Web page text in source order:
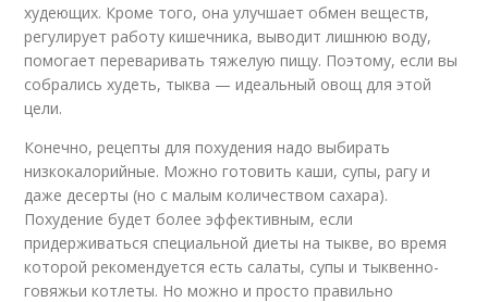
худеющих. Кроме того, она улучшает обмен веществ,
регулирует работу кишечника, выводит лишнюю воду,
помогает переваривать тяжелую пищу. Поэтому, если вы
собрались худеть, тыква — идеальный овощ для этой
цели.
Конечно, рецепты для похудения надо выбирать
низкокалорийные. Можно готовить каши, супы, рагу и
даже десерты (но с малым количеством сахара).
Похудение будет более эффективным, если
придерживаться специальной диеты на тыкве, во время
которой рекомендуется есть салаты, супы и тыквенно-
говяжьи котлеты. Но можно и просто правильно